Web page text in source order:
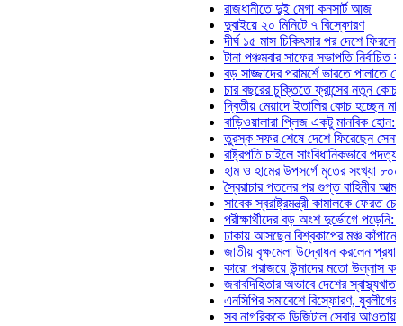
রাজধানীতে দুই মেগা কনসার্ট আজ
দুবাইয়ে ২০ মিনিটে ৭ বিস্ফোরণ
দীর্ঘ ১৫ মাস চিকিৎসার পর দেশে ফিরলেন ইলিয়াস
টানা পঞ্চমবার সাফের সভাপতি নির্বাচিত কাজী
বড় সাজ্জাদের পরামর্শে ভারতে পালাতে
চার বছরের চুক্তিতে ফ্রান্সের নতুন কোচ জিদান
দ্বিতীয় মেয়াদে ইতালির কোচ হচ্ছেন মানচিনি
বাড়িওয়ালারা প্লিজ একটু মানবিক হোন: মনিরা মিঠু
তুরস্ক সফর শেষে দেশে ফিরেছেন সেনাপ্রধান
রাষ্ট্রপতি চাইলে সাংবিধানিকভাবে পদত্যাগ করতে
হাম ও হামের উপসর্গে মৃতের সংখ্যা ৮০০ ছাড়াল
স্বৈরাচার পতনের পর গুপ্ত বাহিনীর আত্মপ্রকাশ:
সাবেক স্বরাষ্ট্রমন্ত্রী কামালকে ফেরত চেয়ে
পরীক্ষার্থীদের বড় অংশ দুর্ভোগে পড়েনি: ড.
ঢাকায় আসছেন বিশ্বকাপের মঞ্চ কাঁপানো সেই
জাতীয় বৃক্ষমেলা উদ্বোধন করলেন প্রধানমন্ত্রী
কারো পরাজয়ে উন্মাদের মতো উল্লাস করতে হয়
জবাবদিহিতার অভাবে দেশের স্বাস্থ্যখাত নানা
এনসিপির সমাবেশে বিস্ফোরণ, যুবলীগের দুই
সব নাগরিককে ডিজিটাল সেবার আওতায় আনতে